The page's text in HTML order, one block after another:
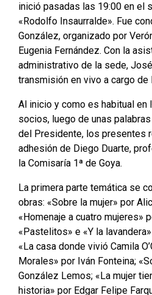
inició pasadas las 19:00 en el
«Rodolfo Insaurralde». Fue
González, organizado por
Eugenia Fernández. Con la
administrativo de la sede,
transmisión en vivo a cargo de
Al inicio y como es habitual en
socios, luego de unas
del Presidente, los presentes
adhesión de Diego Duarte,
la Comisaría 1ª de Goya.
La primera parte temática se
obras: «Sobre la mujer» por
«Homenaje a cuatro mujeres»
«Pastelitos» e «Y la
«La casa donde vivió Camila
Morales» por Iván Fonteina;
González Lemos; «La mujer
historia» por Edgar Felipe